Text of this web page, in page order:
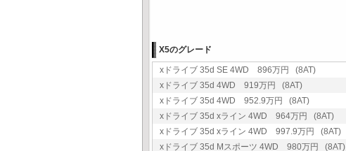
X5のグレード
xドライブ 35d SE 4WD 896万円 (8AT)
xドライブ 35d 4WD 919万円 (8AT)
xドライブ 35d 4WD 952.9万円 (8AT)
xドライブ 35d xライン 4WD 964万円 (8AT)
xドライブ 35d xライン 4WD 997.9万円 (8AT)
xドライブ 35d Mスポーツ 4WD 980万円 (8AT)